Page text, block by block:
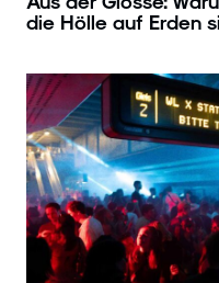
die Hölle auf Erden